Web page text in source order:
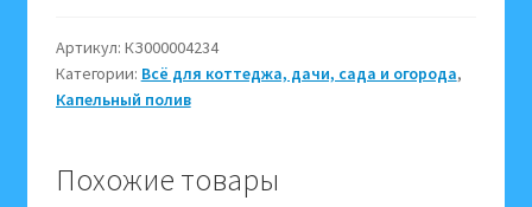
LAYFLAT
000309
(для
и
Артикул: КЗ000004234
Категории: Всё для коттеджа, дачи, сада и огорода,
Капельный полив
Похожие товары